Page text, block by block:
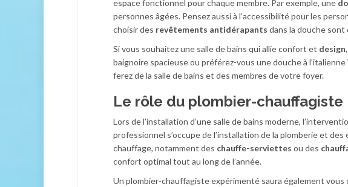
espace fonctionnel pour chaque membre. Par exemple, une
personnes âgées. Pensez aussi à l’accessibilité pour les
choisir des revêtements antidérapants dans la douche
Si vous souhaitez une salle de bains qui allie confort et design
baignoire spacieuse ou préférez-vous une douche à
ferez de la salle de bains et des membres de votre foyer.
Le rôle du plombier-chauffagiste
Lors de l’installation d’une salle de bains moderne,
professionnel s’occupe de l’installation de la plomberie et
chauffage, notamment des chauffe-serviettes ou des
confort optimal tout au long de l’année.
Un plombier-chauffagiste expérimenté saura également